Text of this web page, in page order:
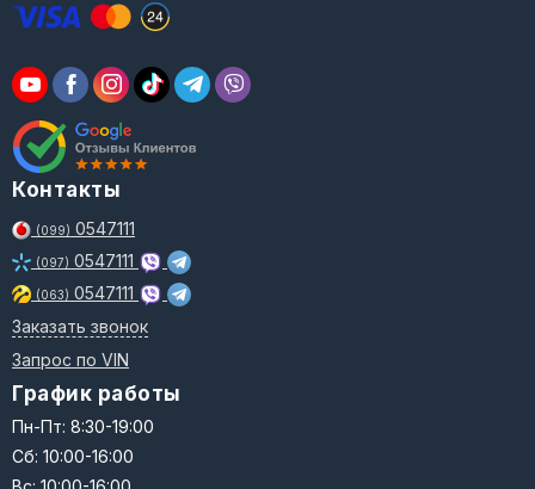
Контакты
(099) 0547111
(097) 0547111
(063) 0547111
Заказать звонок
Запрос по VIN
График работы
Пн-Пт: 8:30-19:00
Сб: 10:00-16:00